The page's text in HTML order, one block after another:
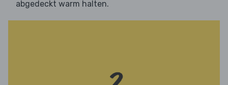
abgedeckt warm halten.